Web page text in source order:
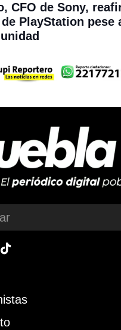
CFO de Sony,
PlayStation pese